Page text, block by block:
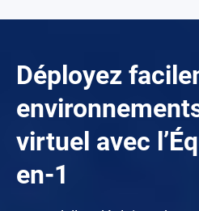
Déployez
virtuel avec
en-1